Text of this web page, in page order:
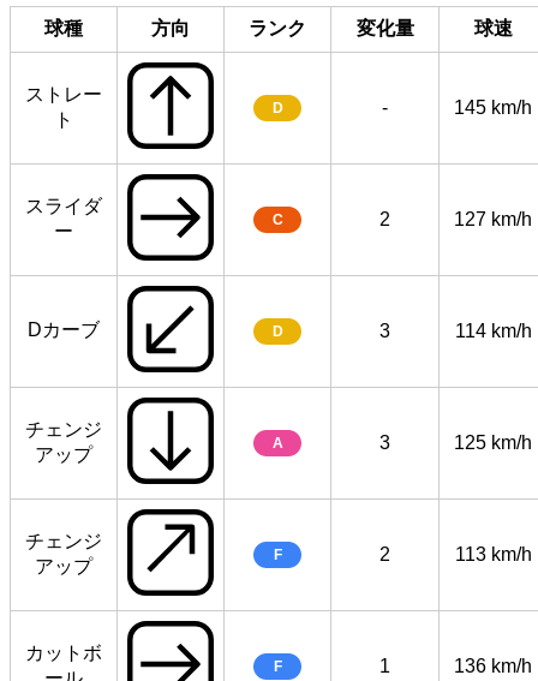
球種 方向 ランク 変化量 球速
ストレー
ト
D - 145 km/h
スライダ
ー
C 2 127 km/h
Dカーブ D 3 114 km/h
チェンジ
アップ
A 3 125 km/h
チェンジ
アップ
F 2 113 km/h
カットボ
F 1 136 km/h